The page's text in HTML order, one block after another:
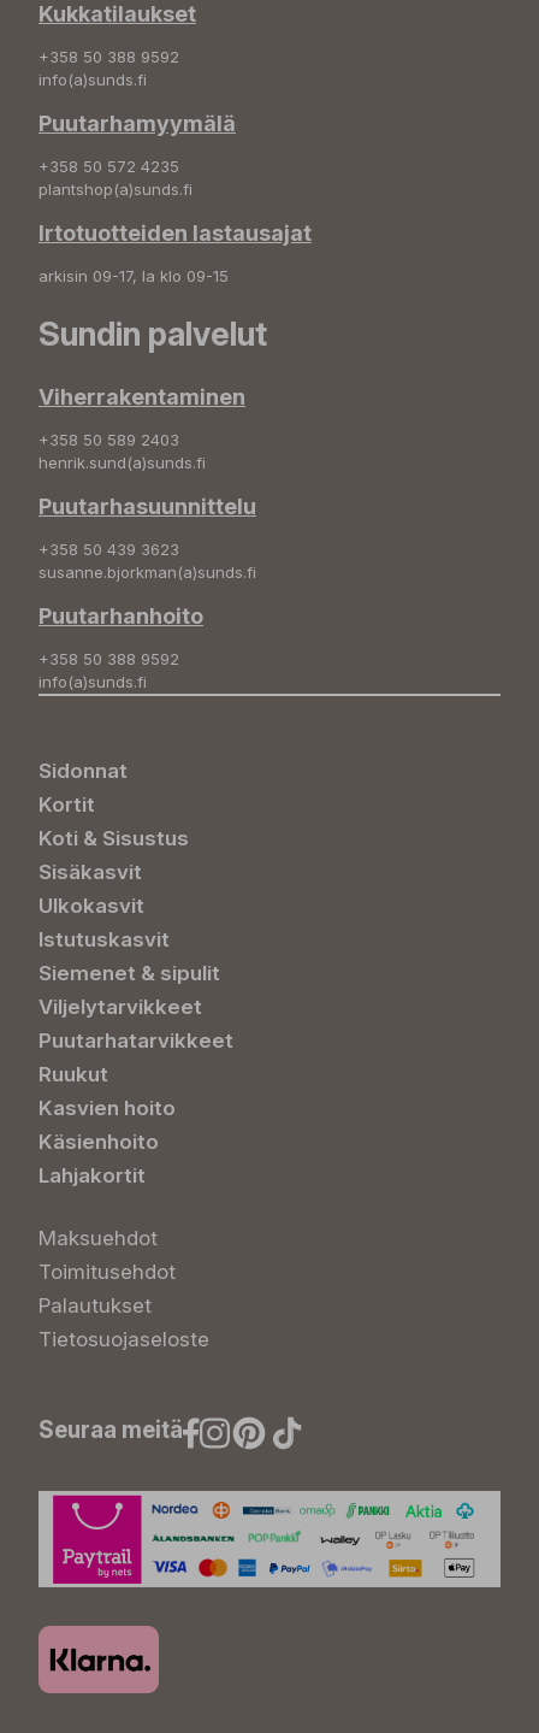
Kukkatilaukset
+358 50 388 9592
info(a)sunds.fi
Puutarhamyymälä
+358 50 572 4235
plantshop(a)sunds.fi
Irtotuotteiden lastausajat
arkisin 09-17, la klo 09-15
Sundin palvelut
Viherrakentaminen
+358 50 589 2403
henrik.sund(a)sunds.fi
Puutarhasuunnittelu
+358 50 439 3623
susanne.bjorkman(a)sunds.fi
Puutarhanhoito
+358 50 388 9592
info(a)sunds.fi
Sidonnat
Kortit
Koti & Sisustus
Sisäkasvit
Ulkokasvit
Istutuskasvit
Siemenet & sipulit
Viljelytarvikkeet
Puutarhatarvikkeet
Ruukut
Kasvien hoito
Käsienhoito
Lahjakortit
Maksuehdot
Toimitusehdot
Palautukset
Tietosuojaseloste
Seuraa meitä